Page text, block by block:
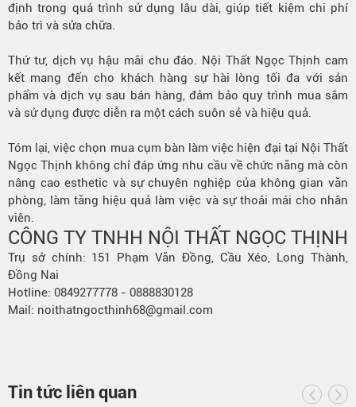
định trong quá trình sử dụng lâu dài, giúp tiết kiệm chi phí
bảo trì và sửa chữa.
Thứ tư, dịch vụ hậu mãi chu đáo. Nội Thất Ngọc Thịnh cam
kết mang đến cho khách hàng sự hài lòng tối đa với sản
phẩm và dịch vụ sau bán hàng, đảm bảo quy trình mua sắm
và sử dụng được diễn ra một cách suôn sẻ và hiệu quả.
Tóm lại, việc chọn mua cụm bàn làm việc hiện đại tại Nội Thất
Ngọc Thịnh không chỉ đáp ứng nhu cầu về chức năng mà còn
nâng cao esthetic và sự chuyên nghiệp của không gian văn
phòng, làm tăng hiệu quả làm việc và sự thoải mái cho nhân
viên.
CÔNG TY TNHH NỘI THẤT NGỌC THỊNH
Trụ sở chính: 151 Phạm Văn Đồng, Cầu Xéo, Long Thành,
Đồng Nai
Hotline: 0849277778 - 0888830128
Mail: noithatngocthinh68@gmail.com
Tin tức liên quan